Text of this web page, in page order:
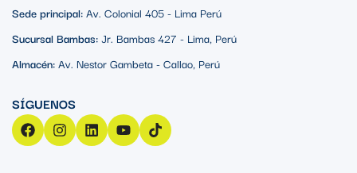
Sede principal:Av. Colonial 405 - Lima Perú
Sucursal Bambas:Jr. Bambas 427 - Lima, Perú
Almacén:Av. Nestor Gambeta - Callao, Perú